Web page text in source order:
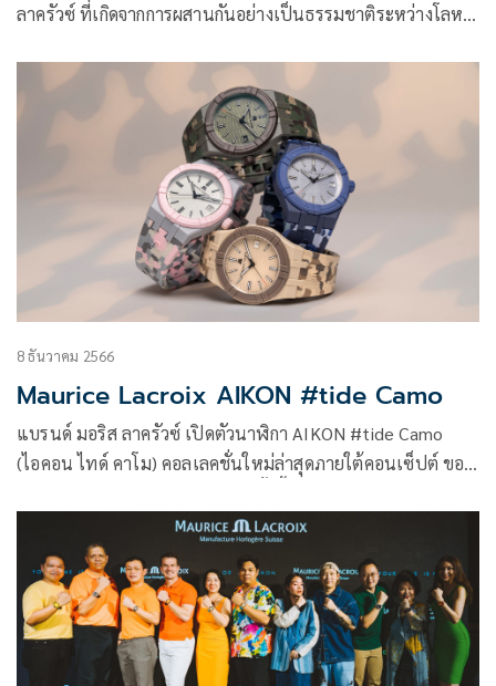
ลาครัวซ์ ที่เกิดจากการผสานกันอย่างเป็นธรรมชาติระหว่างโลหะ
8 ธันวาคม 2566
Maurice Lacroix AIKON #tide Camo
แบรนด์ มอริส ลาครัวซ์ เปิดตัวนาฬิกา AIKON #tide Camo
(ไอคอน ไทด์ คาโม) คอลเลคชั่นใหม่ล่าสุดภายใต้คอนเซ็ปต์ ของ
ลายพรางที่แรกเริ่มเดิมทีตั้งใจออกแบบมาเพื่อให้